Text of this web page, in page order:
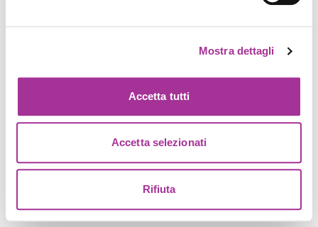
Mostra dettagli
Accetta tutti
Accetta selezionati
Rifiuta